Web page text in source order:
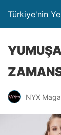
Türkiye'nin
NYX